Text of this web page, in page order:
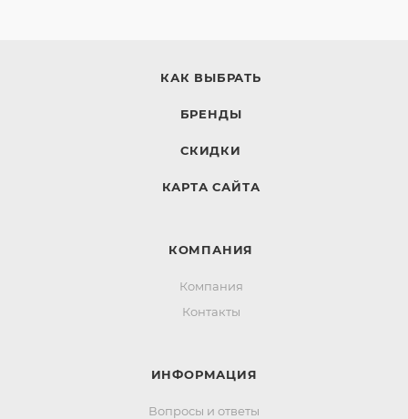
КАК ВЫБРАТЬ
БРЕНДЫ
СКИДКИ
КАРТА САЙТА
КОМПАНИЯ
Компания
Контакты
ИНФОРМАЦИЯ
Вопросы и ответы